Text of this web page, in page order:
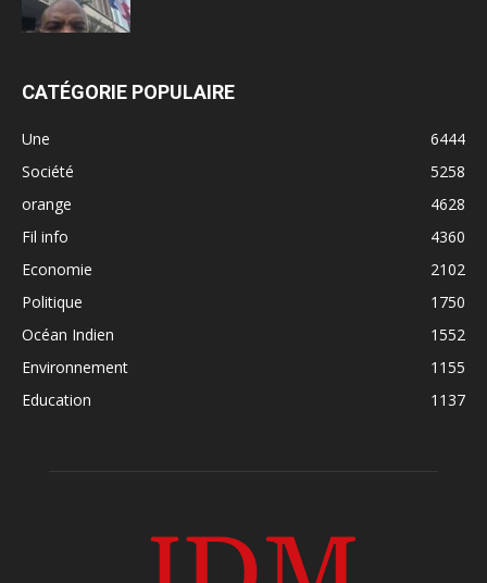
CATÉGORIE POPULAIRE
Une
6444
Société
5258
orange
4628
Fil info
4360
Economie
2102
Politique
1750
Océan Indien
1552
Environnement
1155
Education
1137